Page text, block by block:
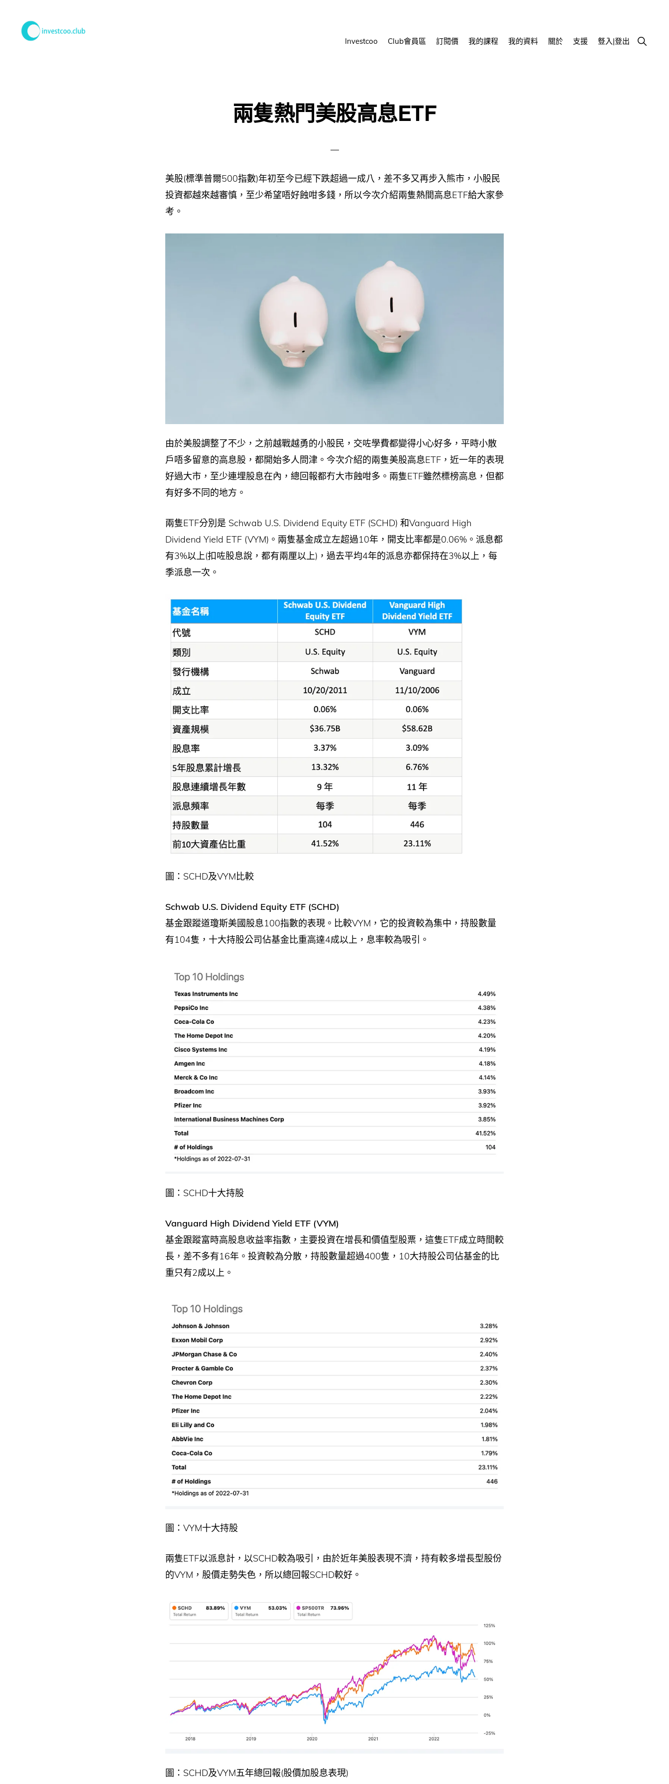
Investcoo Club會員區 訂閱價 我的課程 我的資料 關於 支援 豋入|登出 Show
Search
兩隻熱門美股高息ETF
美股(標準普爾500指數)年初至今已經下跌超過一成八，差不多又再步入熊市，小股民
投資都越來越審慎，至少希望唔好蝕咁多錢，所以今次介紹兩隻熱間高息ETF給大家參
考。
由於美股調整了不少，之前越戰越勇的小股民，交咗學費都變得小心好多，平時小散
戶唔多留意的高息股，都開始多人問津。今次介紹的兩隻美股高息ETF，近一年的表現
好過大市，至少連埋股息在內，總回報都冇大市蝕咁多。兩隻ETF雖然標榜高息，但都
有好多不同的地方。
兩隻ETF分別是 Schwab U.S. Dividend Equity ETF (SCHD) 和Vanguard High
Dividend Yield ETF (VYM)。兩隻基金成立左超過10年，開支比率都是0.06%。派息都
有3%以上(扣咗股息說，都有兩厘以上)，過去平均4年的派息亦都保持在3%以上，每
季派息一次。
圖：SCHD及VYM比較
Schwab U.S. Dividend Equity ETF (SCHD)
基金跟蹤道瓊斯美國股息100指數的表現。比較VYM，它的投資較為集中，持股數量
有104隻，十大持股公司佔基金比重高達4成以上，息率較為吸引。
圖：SCHD十大持股
Vanguard High Dividend Yield ETF (VYM)
基金跟蹤富時高股息收益率指數，主要投資在增長和價值型股票，這隻ETF成立時間較
長，差不多有16年。投資較為分散，持股數量超過400隻，10大持股公司佔基金的比
重只有2成以上。
圖：VYM十大持股
兩隻ETF以派息計，以SCHD較為吸引，由於近年美股表現不濟，持有較多增長型股份
的VYM，股價走勢失色，所以總回報SCHD較好。
圖：SCHD及VYM五年總回報(股價加股息表現)